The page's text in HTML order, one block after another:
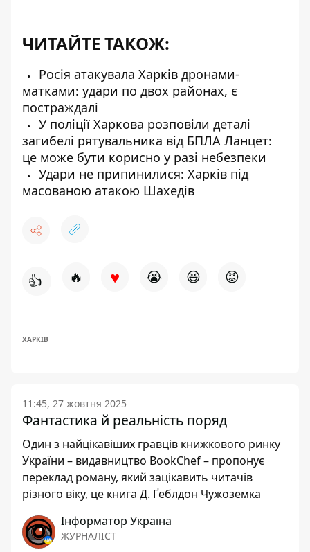
ЧИТАЙТЕ ТАКОЖ:
Росія атакувала Харків дронами-
матками: удари по двох районах, є
постраждалі
У поліції Харкова розповіли деталі
загибелі рятувальника від БПЛА Ланцет:
це може бути корисно у разі небезпеки
Удари не припинилися: Харків під
масованою атакою Шахедів
👍 🔥 ♥ 😭 😆 😡
ХАРКІВ
11:45, 27 жовтня 2025
Фантастика й реальність поряд
Один з найцікавіших гравців книжкового ринку
України – видавництво BookChef – пропонує
переклад роману, який зацікавить читачів
різного віку, це книга Д. Ґеблдон Чужоземка
Інформатор Україна
ЖУРНАЛІСТ